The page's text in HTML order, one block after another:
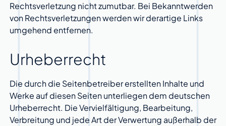
Rechtsverletzung nicht zumutbar. Bei Bekanntwerden
von Rechtsverletzungen werden wir derartige Links
umgehend entfernen.
Urheberrecht
Die durch die Seitenbetreiber erstellten Inhalte und
Werke auf diesen Seiten unterliegen dem deutschen
Urheberrecht. Die Vervielfältigung, Bearbeitung,
Verbreitung und jede Art der Verwertung außerhalb der